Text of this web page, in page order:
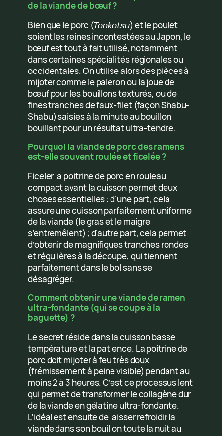
de la viande de bœuf ?
Bien que le porc (Tonkotsu) et le poulet
soient les reines incontestées au Japon, le
bœuf est tout à fait utilisé, notamment
dans certaines spécialités régionales ou
occidentales. On utilise alors des pièces à
mijoter comme le paleron ou la joue de
bœuf pour les bouillons texturés, ou de
fines tranches de faux-filet (façon Shabu-
Shabu) saisies à la minute au bouillon
bouillant pour un résultat ultra-tendre.
Pourquoi la viande de porc des ramens
est-elle souvent roulée et ficelée ?
Ficeler la poitrine de porc en rouleau
compact avant la cuisson permet deux
choses essentielles : d’une part, cela
assure une cuisson parfaitement uniforme
de la viande (le gras et le maigre
s’entremêlent) ; d’autre part, cela permet
d’obtenir de magnifiques tranches rondes
et régulières à la découpe, qui tiennent
parfaitement dans le bol sans se
désagréger.
Comment obtenir une viande de ramen
ultra-fondante (qui se coupe à la
baguette) ?
Le secret réside dans la cuisson basse
température et la patience. La poitrine de
porc doit mijoter à feu très doux
(frémissement à peine visible) pendant au
moins 2 à 3 heures. C’est ce processus lent
qui permet de transformer le collagène dur
de la viande en gélatine ultra-fondante.
L’idéal est ensuite de laisser refroidir la
viande dans son bouillon toute la nuit au